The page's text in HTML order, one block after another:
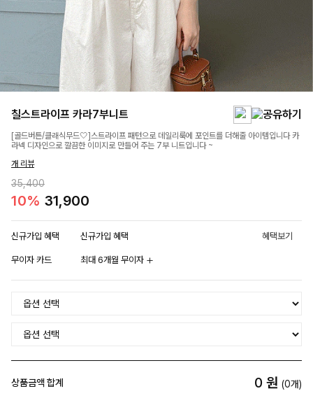
칠스트라이프 카라7부니트
[골드버튼/클래식무드🤍]스트라이프 패턴으로 데일리룩에 포인트를 더해줄 아이템입니다 카
라넥 디자인으로 깔끔한 이미지로 만들어 주는 7부 니트입니다 ~
개 리뷰
35,400
10% 31,900
신규가입 혜택 신규가입 혜택 혜택보기
무이자 카드 최대 6개월 무이자
상품금액 합계 0 원 (0개)